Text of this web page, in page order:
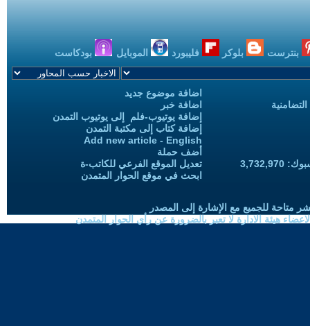
بنترست بلوكر فليبورد الموبايل بودكاست
اضافة موضوع جديد
اضافة خبر
إضافة يوتيوب-فلم إلى يوتيوب التمدن
إضافة كتاب إلى مكتبة التمدن
Add new article - English
أضف حملة
تعديل الموقع الفرعي للكاتب-ة
ابحث في موقع الحوار المتمدن
متاحة للجميع مع الإشارة إلى المصدر
هيئة الادارة لا تعبر بالضرورة عن رأي الحوار المتمدن